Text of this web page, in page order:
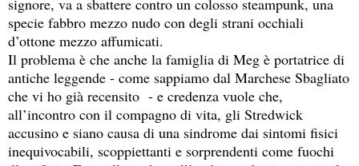
specie fabbro mezzo nudo con degli strani occhiali
d’ottone mezzo affumicati.
Il problema è che anche la famiglia di Meg è portatrice di
antiche leggende - come sappiamo dal Marchese Sbagliato
che vi ho già recensito - e credenza vuole che,
all’incontro con il compagno di vita, gli Stredwick
accusino e siano causa di una sindrome dai sintomi fisici
inequivocabili, scoppiettanti e sorprendenti come fuochi